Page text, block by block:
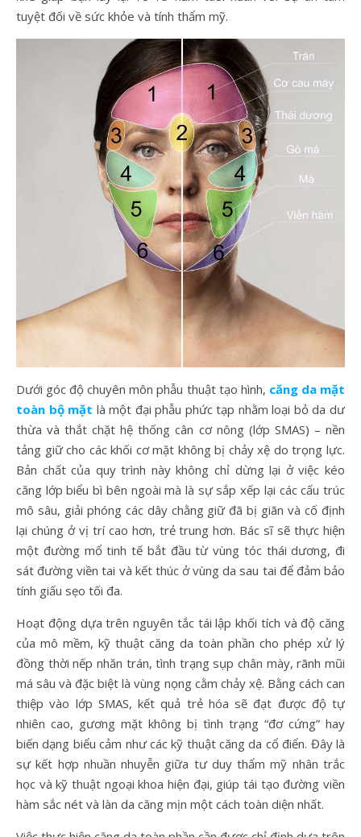
tuyệt đối về sức khỏe và tính thẩm mỹ.
Dưới góc độ chuyên môn phẫu thuật tạo hình, căng da mặt
toàn bộ mặt là một đại phẫu phức tạp nhằm loại bỏ da dư
thừa và thắt chặt hệ thống cân cơ nông (lớp SMAS) – nền
tảng giữ cho các khối cơ mặt không bị chảy xệ do trọng lực.
Bản chất của quy trình này không chỉ dừng lại ở việc kéo
căng lớp biểu bì bên ngoài mà là sự sắp xếp lại các cấu trúc
mô sâu, giải phóng các dây chằng giữ đã bị giãn và cố định
lại chúng ở vị trí cao hơn, trẻ trung hơn. Bác sĩ sẽ thực hiện
một đường mổ tinh tế bắt đầu từ vùng tóc thái dương, đi
sát đường viền tai và kết thúc ở vùng da sau tai để đảm bảo
tính giấu sẹo tối đa.
Hoạt động dựa trên nguyên tắc tái lập khối tích và độ căng
của mô mềm, kỹ thuật căng da toàn phần cho phép xử lý
đồng thời nếp nhăn trán, tình trạng sụp chân mày, rãnh mũi
má sâu và đặc biệt là vùng nọng cằm chảy xệ. Bằng cách can
thiệp vào lớp SMAS, kết quả trẻ hóa sẽ đạt được độ tự
nhiên cao, gương mặt không bị tình trạng “đơ cứng” hay
biến dạng biểu cảm như các kỹ thuật căng da cổ điển. Đây là
sự kết hợp nhuần nhuyễn giữa tư duy thẩm mỹ nhân trắc
học và kỹ thuật ngoại khoa hiện đại, giúp tái tạo đường viền
hàm sắc nét và làn da căng mịn một cách toàn diện nhất.